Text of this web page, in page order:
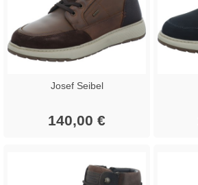
Josef Seibel
140,00 €